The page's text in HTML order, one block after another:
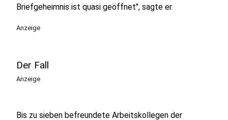
Briefgeheimnis ist quasi geöffnet", sagte er.
Anzeige
Der Fall
Anzeige
Bis zu sieben befreundete Arbeitskollegen der